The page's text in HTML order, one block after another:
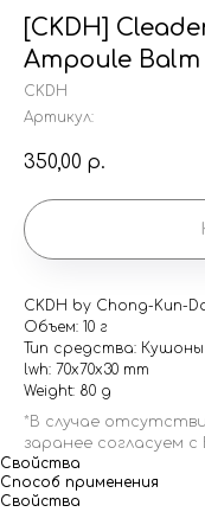
[CKDH]
Ampoule Balm
CKDH
Артикул:
350,00 р.
CKDH by Chong-Kun-
Объем: 10 г
Тип средства: Кушоны
lwh: 70x70x30 mm
Weight: 80 g
Свойства
Способ применения
Свойства